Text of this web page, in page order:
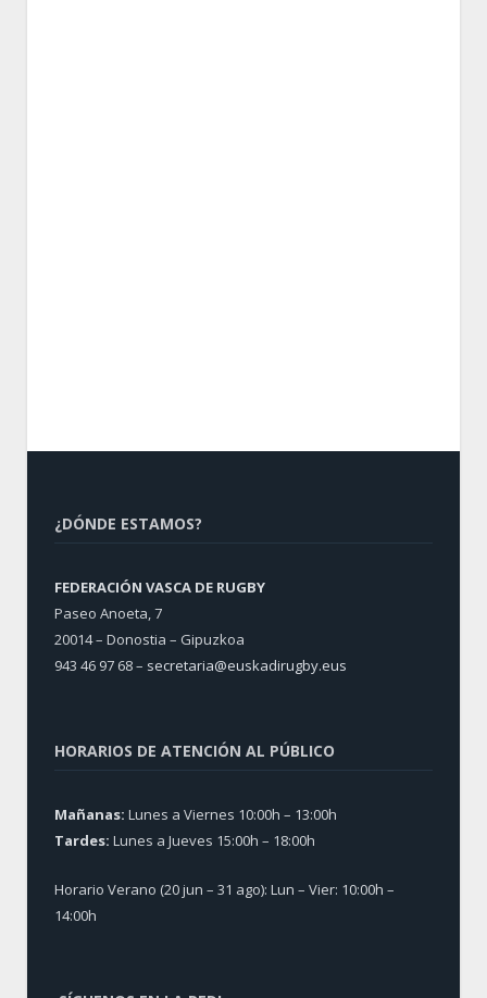
¿DÓNDE ESTAMOS?
FEDERACIÓN VASCA DE RUGBY
Paseo Anoeta, 7
20014 – Donostia – Gipuzkoa
943 46 97 68 – secretaria@euskadirugby.eus
HORARIOS DE ATENCIÓN AL PÚBLICO
Mañanas: Lunes a Viernes 10:00h – 13:00h
Tardes: Lunes a Jueves 15:00h – 18:00h
Horario Verano (20 jun – 31 ago): Lun – Vier: 10:00h –
14:00h